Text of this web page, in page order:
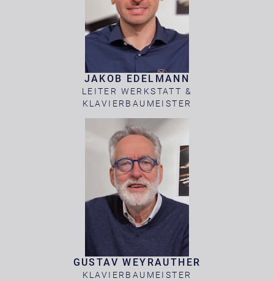
JAKOB EDELMANN
LEITER WERKSTATT &
KLAVIERBAUMEISTER
GUSTAV WEYRAUTHER
KLAVIERBAUMEISTER